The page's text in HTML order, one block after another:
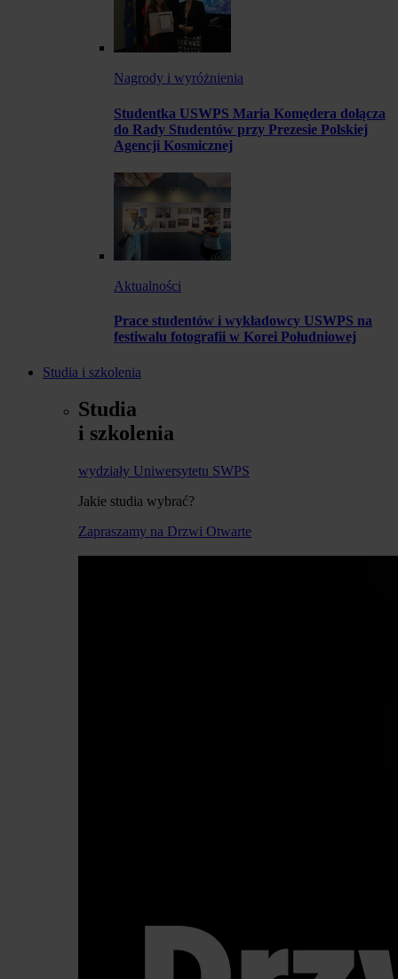
Nagrody i wyróżnienia
Studentka USWPS Maria Komędera dołącza
do Rady Studentów przy Prezesie Polskiej
Agencji Kosmicznej
Aktualności
Prace studentów i wykładowcy USWPS na
festiwalu fotografii w Korei Południowej
Studia i szkolenia
Studia
i szkolenia
wydziały Uniwersytetu SWPS
Jakie studia wybrać?
Zapraszamy na Drzwi Otwarte